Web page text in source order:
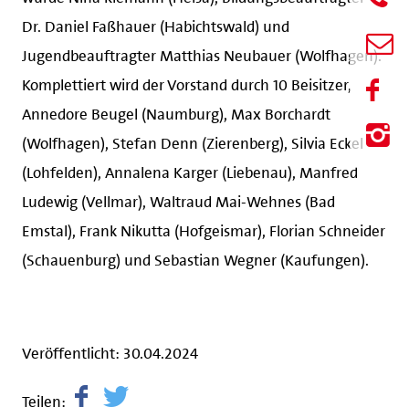
Dr. Daniel Faßhauer (Habichtswald) und
Jugendbeauftragter Matthias Neubauer (Wolfhagen).
Komplettiert wird der Vorstand durch 10 Beisitzer,
Annedore Beugel (Naumburg), Max Borchardt
(Wolfhagen), Stefan Denn (Zierenberg), Silvia Eckel
(Lohfelden), Annalena Karger (Liebenau), Manfred
Ludewig (Vellmar), Waltraud Mai-Wehnes (Bad
Emstal), Frank Nikutta (Hofgeismar), Florian Schneider
(Schauenburg) und Sebastian Wegner (Kaufungen).
Veröffentlicht: 30.04.2024
Teilen: